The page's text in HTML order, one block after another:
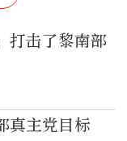
打击了黎南部
真主党目标